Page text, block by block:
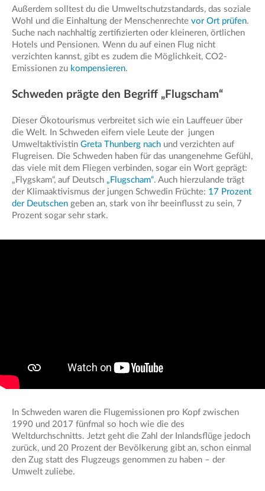
Außerdem solltest du die Umweltschutzstandards, das soziale
Wohl und die Einhaltung der Menschenrechte vor Ort prüfen.
Suche nach nachhaltig zertifizierten oder kleineren, örtlichen
Hotels und Pensionen. Wenn du auf einen Flug nicht
verzichten kannst, gibt es zudem die Möglichkeit, CO2-
Emissionen zu kompensieren.
Schweden prägte den Begriff „Flugscham“
Dieser Ökotourismus verbreitet sich wie ein Lauffeuer über
die Welt. In Schweden eifern viele Leute der jungen
Umweltaktivistin Greta Thunberg nach und verzichten auf
Flugreisen. Die Schweden haben für das unangenehme Gefühl,
das viele mit dem Fliegen verbinden, sogar ein Wort geprägt:
„Flygskam“, auf Deutsch „Flugscham“. Auch hierzulande trägt
der Klimaaktivismus der jungen Schwedin Früchte: 17 Prozent
der Deutschen geben an, stark von ihr beeinflusst zu sein, 7
Prozent sogar sehr stark.
In Schweden waren die Flugemissionen pro Kopf zwischen
1990 und 2017 fünfmal so hoch wie die des
Weltdurchschnitts. Jetzt geht die Zahl der Inlandsflüge jedoch
zurück, und 20 Prozent der Bevölkerung gibt an, schon einmal
den Zug statt des Flugzeugs genommen zu haben – der
Umwelt zuliebe.